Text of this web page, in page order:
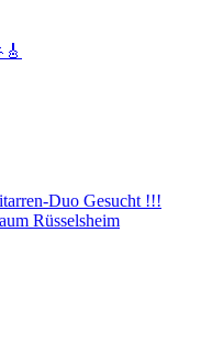
Duo Gesucht !!!
Rüsselsheim